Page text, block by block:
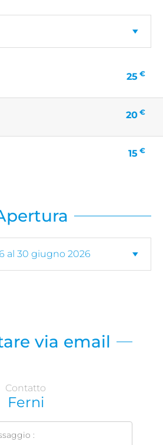
25 €
20 €
15 €
via email
Contatto
Ferni